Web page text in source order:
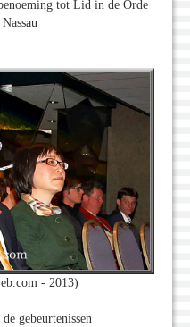
tot Lid in de Orde
- 2013)
gebeurtenissen